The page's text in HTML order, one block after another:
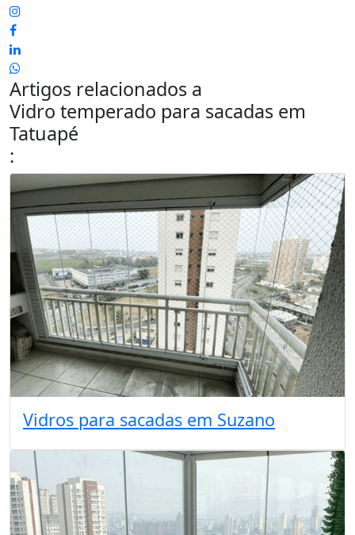
Artigos relacionados a
Vidro temperado para sacadas em
Tatuapé
:
Vidros para sacadas em Suzano